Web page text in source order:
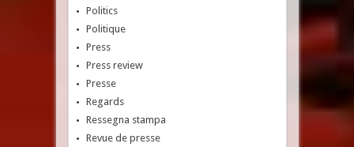
Politics
Politique
Press
Press review
Presse
Regards
Ressegna stampa
Revue de presse